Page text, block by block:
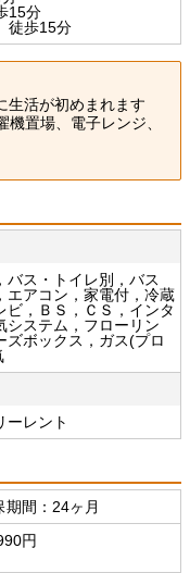
15分
歩15分
生活が初めまれます
置場、電子レンジ、
バス・トイレ別，バス
エアコン，家電付，冷蔵
ビ，ＢＳ，ＣＳ，インタ
システム，フローリン
ズボックス，ガス(プロ
ーレント
間：24ヶ月
円